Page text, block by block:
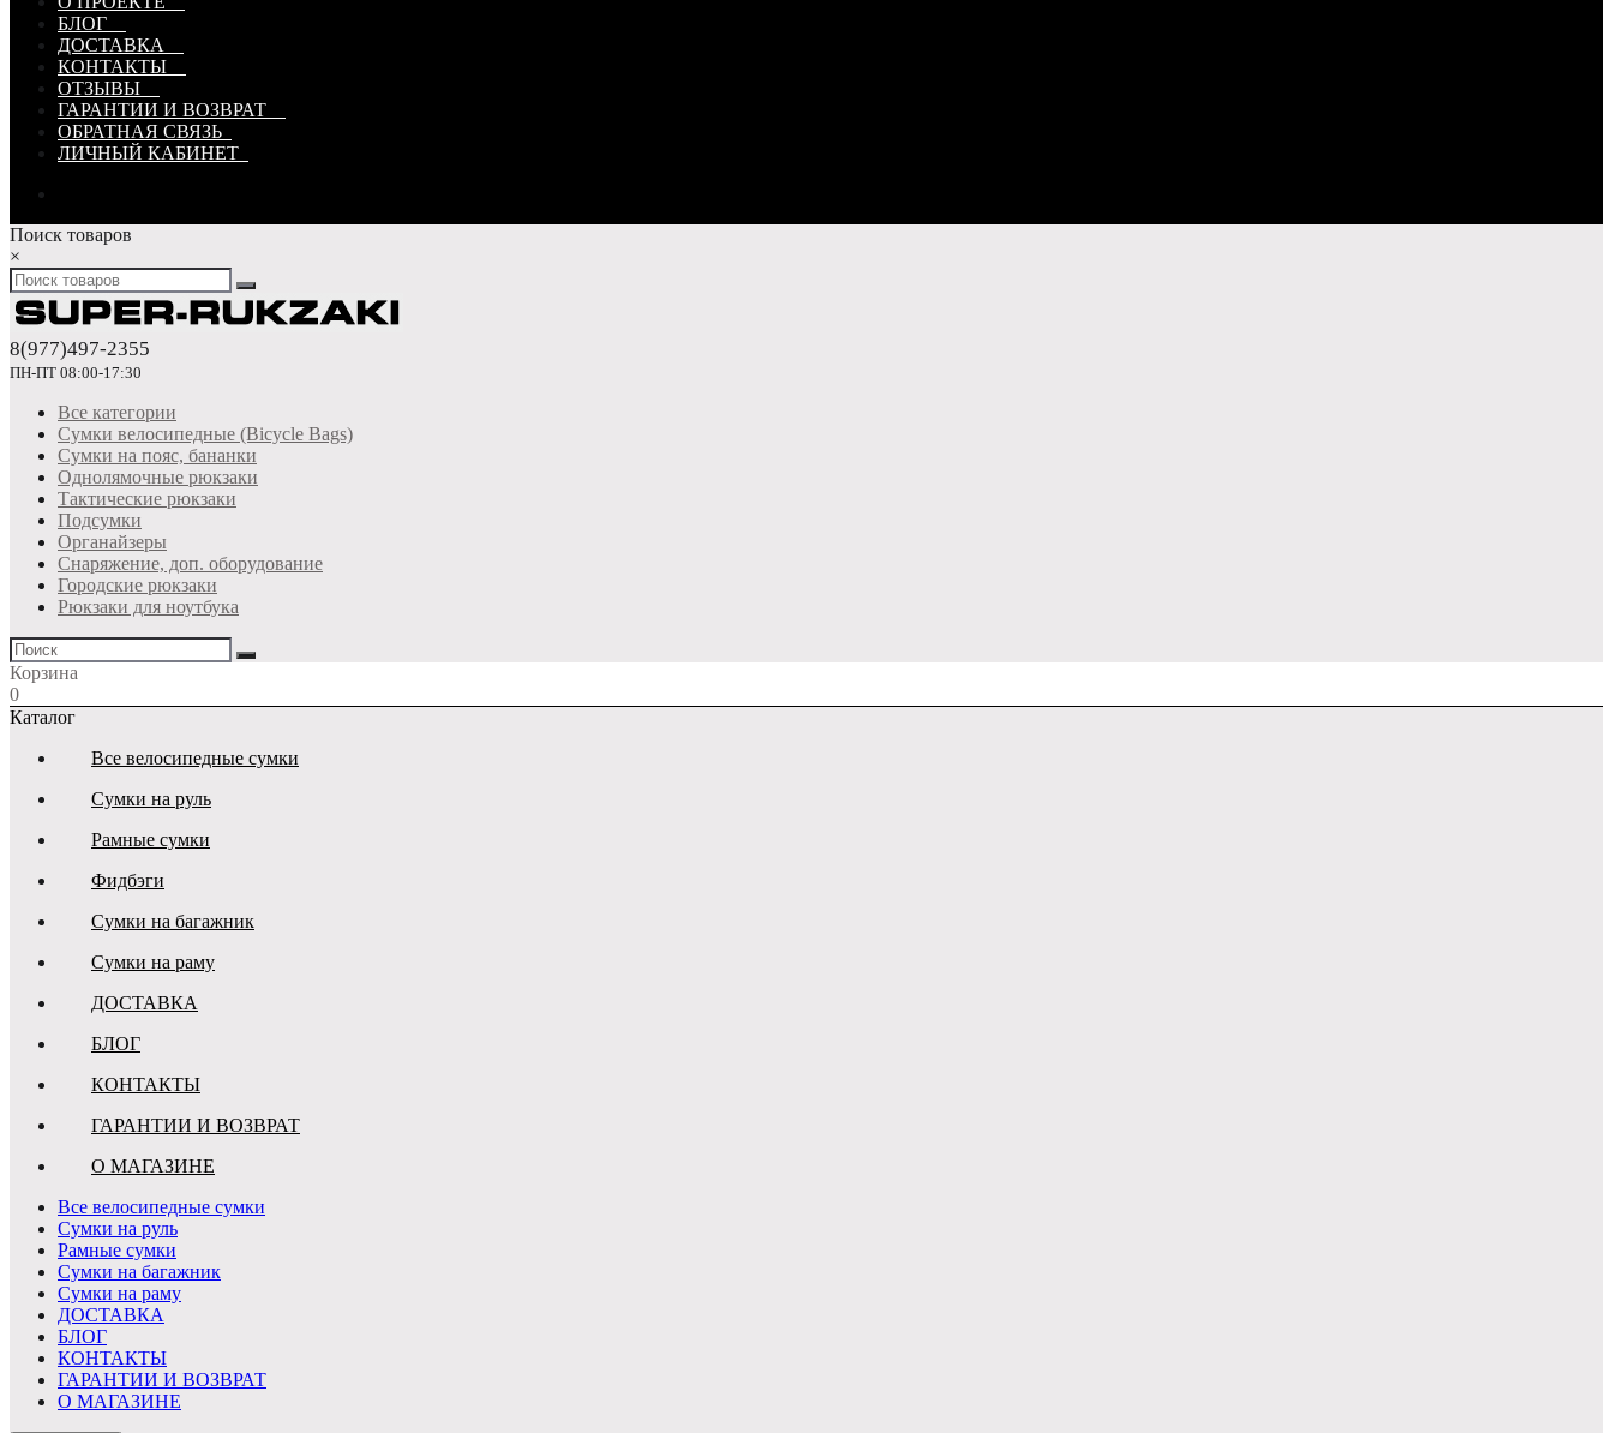
БЛОГ
ДОСТАВКА
КОНТАКТЫ
ОТЗЫВЫ
ГАРАНТИИ И ВОЗВРАТ
ОБРАТНАЯ СВЯЗЬ
ЛИЧНЫЙ КАБИНЕТ
Поиск товаров
×
8(977)497-2355
ПН-ПТ 08:00-17:30
Все категории
Сумки велосипедные (Bicycle Bags)
Сумки на пояс, бананки
Однолямочные рюкзаки
Тактические рюкзаки
Подсумки
Органайзеры
Снаряжение, доп. оборудование
Городские рюкзаки
Рюкзаки для ноутбука
Корзина
0
Каталог
Все велосипедные сумки
Сумки на руль
Рамные сумки
Фидбэги
Сумки на багажник
Сумки на раму
ДОСТАВКА
БЛОГ
КОНТАКТЫ
ГАРАНТИИ И ВОЗВРАТ
О МАГАЗИНЕ
Все велосипедные сумки
Сумки на руль
Рамные сумки
Сумки на багажник
Сумки на раму
ДОСТАВКА
БЛОГ
КОНТАКТЫ
ГАРАНТИИ И ВОЗВРАТ
О МАГАЗИНЕ